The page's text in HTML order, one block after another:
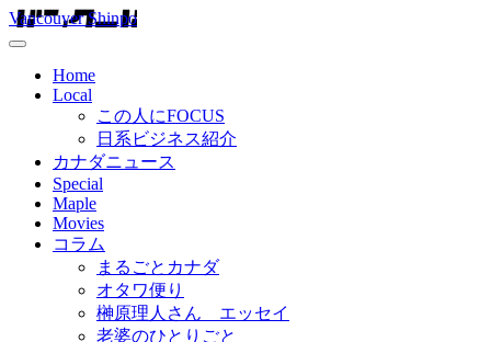
Vancouver Shinpo
Home
Local
この人にFOCUS
日系ビジネス紹介
カナダニュース
Special
Maple
Movies
コラム
まるごとカナダ
オタワ便り
榊原理人さん エッセイ
老婆のひとりごと